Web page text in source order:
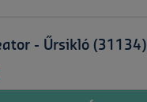
- Űrsikló (31134)